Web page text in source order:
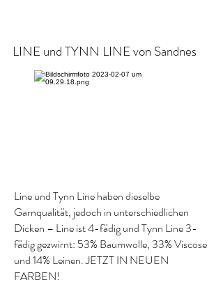
LINE und TYNN LINE von Sandnes
Line und Tynn Line haben dieselbe
Garnqualität, jedoch in unterschiedlichen
Dicken – Line ist 4-fädig und Tynn Line 3-
fädig gezwirnt: 53% Baumwolle, 33% Viscose
und 14% Leinen. JETZT IN NEUEN
FARBEN!